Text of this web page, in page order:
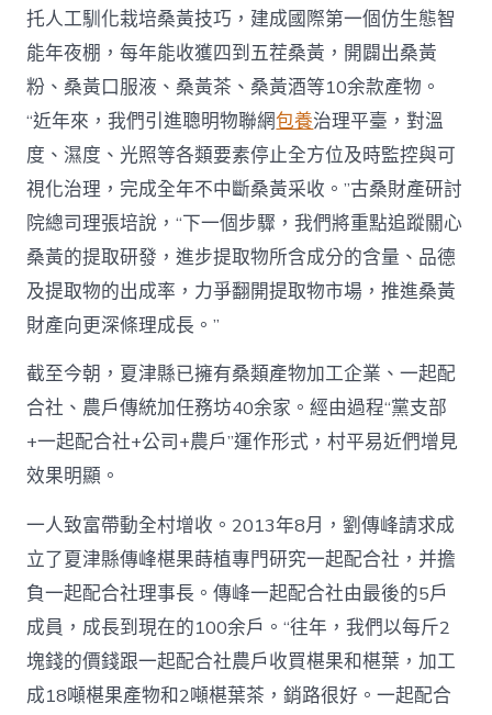
托人工馴化栽培桑黃技巧，建成國際第一個仿生態智
能年夜棚，每年能收獲四到五茬桑黃，開闢出桑黃
粉、桑黃口服液、桑黃茶、桑黃酒等10余款產物。
“近年來，我們引進聰明物聯網包養治理平臺，對溫
度、濕度、光照等各類要素停止全方位及時監控與可
視化治理，完成全年不中斷桑黃采收。”古桑財產研討
院總司理張培說，“下一個步驟，我們將重點追蹤關心
桑黃的提取研發，進步提取物所含成分的含量、品德
及提取物的出成率，力爭翻開提取物市場，推進桑黃
財產向更深條理成長。”
截至今朝，夏津縣已擁有桑類產物加工企業、一起配
合社、農戶傳統加任務坊40余家。經由過程“黨支部
+一起配合社+公司+農戶”運作形式，村平易近們增見
效果明顯。
一人致富帶動全村增收。2013年8月，劉傳峰請求成
立了夏津縣傳峰椹果蒔植專門研究一起配合社，并擔
負一起配合社理事長。傳峰一起配合社由最後的5戶
成員，成長到現在的100余戶。“往年，我們以每斤2
塊錢的價錢跟一起配合社農戶收買椹果和椹葉，加工
成18噸椹果產物和2噸椹葉茶，銷路很好。一起配合